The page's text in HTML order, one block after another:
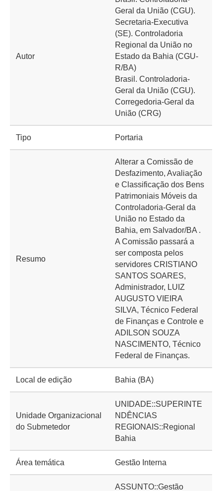
Autor
Geral da União (CGU).
Secretaria-Executiva
(SE). Controladoria
Regional da União no
Estado da Bahia (CGU-
R/BA)
Brasil. Controladoria-
Geral da União (CGU).
Corregedoria-Geral da
União (CRG)
Tipo Portaria
Resumo
Alterar a Comissão de
Desfazimento, Avaliação
e Classificação dos Bens
Patrimoniais Móveis da
Controladoria-Geral da
União no Estado da
Bahia, em Salvador/BA .
A Comissão passará a
ser composta pelos
servidores CRISTIANO
SANTOS SOARES,
Administrador, LUIZ
AUGUSTO VIEIRA
SILVA, Técnico Federal
de Finanças e Controle e
ADILSON SOUZA
NASCIMENTO, Técnico
Federal de Finanças.
Local de edição Bahia (BA)
Unidade Organizacional
do Submetedor
UNIDADE::SUPERINTE
NDÊNCIAS
REGIONAIS::Regional
Bahia
Área temática Gestão Interna
ASSUNTO::Gestão